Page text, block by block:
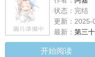
状态：完结
更新：2025-
最新： 第三
开始阅读